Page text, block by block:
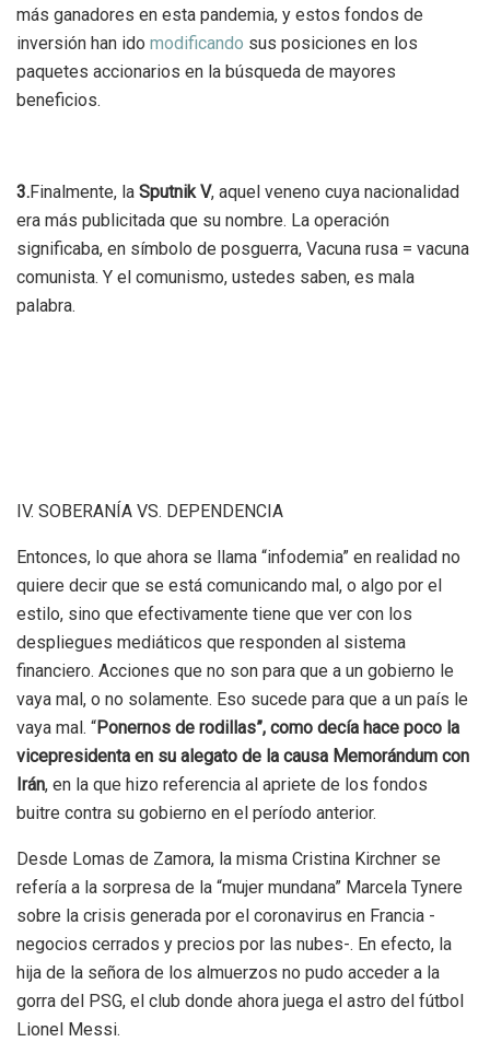
más ganadores en esta pandemia, y estos fondos de
inversión han ido modificando sus posiciones en los
paquetes accionarios en la búsqueda de mayores
beneficios.
3.Finalmente, la Sputnik V, aquel veneno cuya nacionalidad
era más publicitada que su nombre. La operación
significaba, en símbolo de posguerra, Vacuna rusa = vacuna
comunista. Y el comunismo, ustedes saben, es mala
palabra.
IV. SOBERANÍA VS. DEPENDENCIA
Entonces, lo que ahora se llama “infodemia” en realidad no
quiere decir que se está comunicando mal, o algo por el
estilo, sino que efectivamente tiene que ver con los
despliegues mediáticos que responden al sistema
financiero. Acciones que no son para que a un gobierno le
vaya mal, o no solamente. Eso sucede para que a un país le
vaya mal. “Ponernos de rodillas”, como decía hace poco la
vicepresidenta en su alegato de la causa Memorándum con
Irán, en la que hizo referencia al apriete de los fondos
buitre contra su gobierno en el período anterior.
Desde Lomas de Zamora, la misma Cristina Kirchner se
refería a la sorpresa de la “mujer mundana” Marcela Tynere
sobre la crisis generada por el coronavirus en Francia -
negocios cerrados y precios por las nubes-. En efecto, la
hija de la señora de los almuerzos no pudo acceder a la
gorra del PSG, el club donde ahora juega el astro del fútbol
Lionel Messi.